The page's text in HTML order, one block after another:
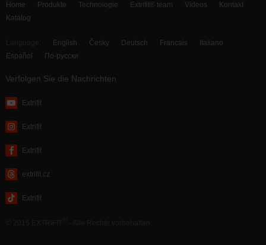
Home Produkte Technologie Extrifit® team Videos
Kontakt
Katalog
English Česky Deutsch Francais
Italiano
Español
По-русски
Verfolgen Sie die Nachrichten
Extrifit
Extrifit
Extrifit
extrifit.cz
Extrifit